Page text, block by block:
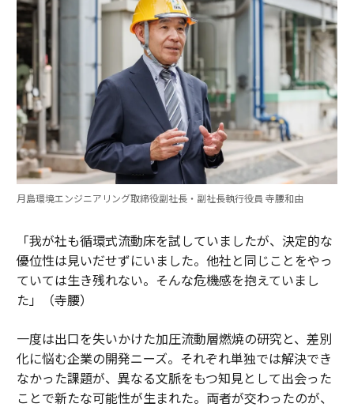
月島環境エンジニアリング取締役副社長・副社長執行役員 寺腰和由
「我が社も循環式流動床を試していましたが、決定的な
優位性は見いだせずにいました。他社と同じことをやっ
ていては生き残れない。そんな危機感を抱えていまし
た」（寺腰）
一度は出口を失いかけた加圧流動層燃焼の研究と、差別
化に悩む企業の開発ニーズ。それぞれ単独では解決でき
なかった課題が、異なる文脈をもつ知見として出会った
ことで新たな可能性が生まれた。両者が交わったのが、